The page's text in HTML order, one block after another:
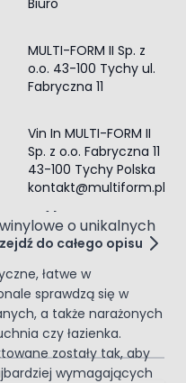
XPS
rodzaje)
Tak
przedpokój, biuro,
o unikalnych
łatwe w
sprawdzą się w
a także narażonych
czy łazienka.
zostały tak, aby
wymagających
MULTI-FORM II Sp. z
o.o. 43-100 Tychy ul.
Fabryczna 11
Vin In MULTI-FORM II
Sp. z o.o. Fabryczna 11
43-100 Tychy Polska
kontakt@multiform.pl
do całego opisu